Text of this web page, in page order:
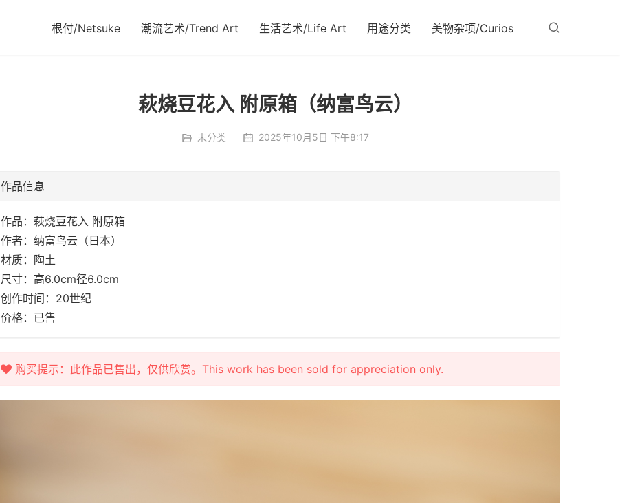
根付/Netsuke 潮流艺术/Trend Art 生活艺术/Life Art 用途分类 美物杂项/Curios
萩烧豆花入 附原箱（纳富鸟云）
未分类 2025年10月5日 下午8:17
作品信息
作品：萩烧豆花入 附原箱
作者：纳富鸟云（日本）
材质：陶土
尺寸：高6.0cm径6.0cm
创作时间：20世纪
价格：已售
购买提示：此作品已售出，仅供欣赏。This work has been sold for appreciation only.